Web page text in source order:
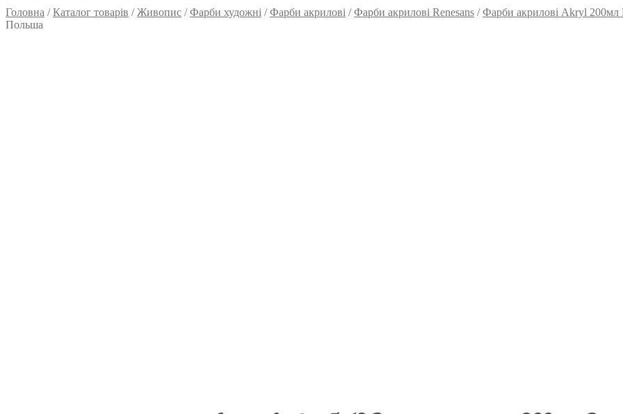
Головна /Каталог товарів /Живопис /Фарби художні /Фарби акрилові /Фарби акрилові Renesans /Фарби акрилові Akryl 200мл
Польша